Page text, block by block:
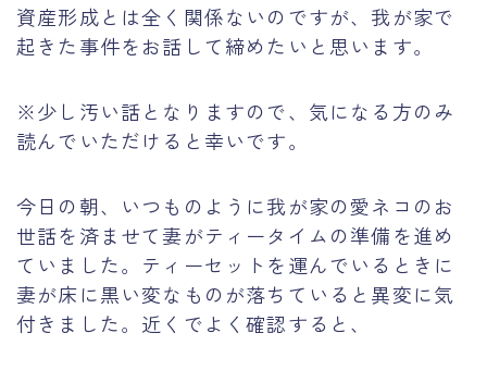
資産形成とは全く関係ないのですが、我が家で
起きた事件をお話して締めたいと思います。
※少し汚い話となりますので、気になる方のみ
読んでいただけると幸いです。
今日の朝、いつものように我が家の愛ネコのお
世話を済ませて妻がティータイムの準備を進め
ていました。ティーセットを運んでいるときに
妻が床に黒い変なものが落ちていると異変に気
付きました。近くでよく確認すると、